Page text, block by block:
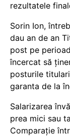
rezultatele
Sorin Ion,
dau an de an
post pe
încercat să
posturile
garanta de la
Salarizarea
prea mici sau
Comparație